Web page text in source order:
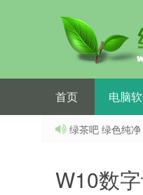
首页 电脑
绿茶吧 绿色纯
W10数